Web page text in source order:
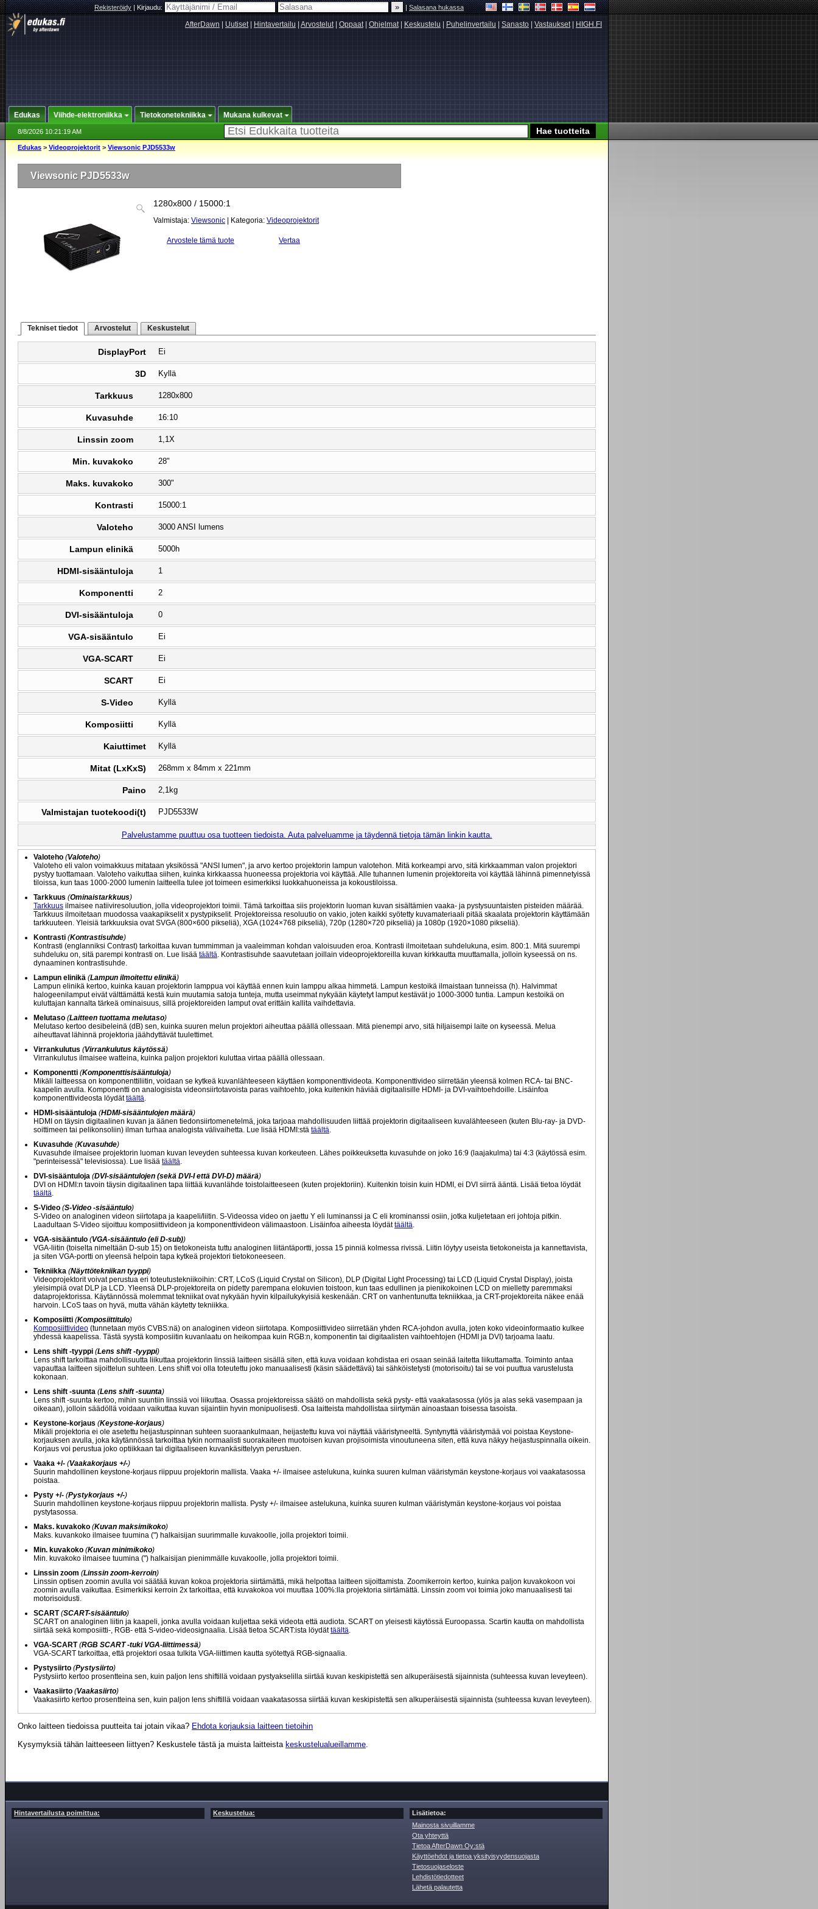
Rekisteröidy|Kirjaudu: |Salasana hukassa
AfterDawn Uutiset| Hintavertailu Arvostelut| Oppaat| Ohjelmat| Keskustelu Puhelinvertailu Sanasto Vastaukset| HIGH.FI
Edukas Viihde-elektroniikka Tietokonetekniikka Mukana kulkevat
8/8/2026 10:21:19 AM
Edukas > Videoprojektorit > Viewsonic PJD5533w
Viewsonic PJD5533w
1280x800 / 15000:1
Valmistaja: Viewsonic | Kategoria: Videoprojektorit
Arvostele tämä tuote Vertaa
Tekniset tiedot Arvostelut Keskustelut
DisplayPort Ei
3D Kyllä
Tarkkuus 1280x800
Kuvasuhde 16:10
Linssin zoom 1,1X
Min. kuvakoko 28"
Maks. kuvakoko 300"
Kontrasti 15000:1
Valoteho 3000 ANSI lumens
Lampun elinikä 5000h
HDMI-sisääntuloja 1
Komponentti 2
DVI-sisääntuloja 0
VGA-sisääntulo Ei
VGA-SCART Ei
SCART Ei
S-Video Kyllä
Komposiitti Kyllä
Kaiuttimet Kyllä
Mitat (LxKxS) 268mm x 84mm x 221mm
Paino 2,1kg
Valmistajan tuotekoodi(t) PJD5533W
Palvelustamme puuttuu osa tuotteen tiedoista. Auta palveluamme ja täydennä tietoja tämän linkin kautta.
Valoteho (Valoteho)
Valoteho eli valon voimakkuus mitataan yksikössä "ANSI lumen", ja arvo kertoo projektorin lampun valotehon. Mitä korkeampi arvo, sitä kirkkaamman valon projektori
pystyy tuottamaan. Valoteho vaikuttaa siihen, kuinka kirkkaassa huoneessa projektoria voi käyttää. Alle tuhannen lumenin projektoreita voi käyttää lähinnä pimennetyissä
tiloissa, kun taas 1000-2000 lumenin laitteella tulee jot toimeen esimerkiksi luokkahuoneissa ja kokoustiloissa.
Tarkkuus (Ominaistarkkuus)
Tarkkuus ilmaisee natiiviresoluution, jolla videoprojektori toimii. Tämä tarkoittaa siis projektorin luoman kuvan sisältämien vaaka- ja pystysuuntaisten pisteiden määrää.
Tarkkuus ilmoitetaan muodossa vaakapikselit x pystypikselit. Projektoreissa resoluutio on vakio, joten kaikki syötetty kuvamateriaali pitää skaalata projektorin käyttämään
tarkkuuteen. Yleisiä tarkkuuksia ovat SVGA (800×600 pikseliä), XGA (1024×768 pikseliä), 720p (1280×720 pikseliä) ja 1080p (1920×1080 pikseliä).
Kontrasti (Kontrastisuhde)
Kontrasti (englanniksi Contrast) tarkoittaa kuvan tummimman ja vaaleimman kohdan valoisuuden eroa. Kontrasti ilmoitetaan suhdelukuna, esim. 800:1. Mitä suurempi
suhdeluku on, sitä parempi kontrasti on. Lue lisää täältä. Kontrastisuhde saavutetaan joillain videoprojektoreilla kuvan kirkkautta muuttamalla, jolloin kyseessä on ns.
dynaaminen kontrastisuhde.
Lampun elinikä (Lampun ilmoitettu elinikä)
Lampun elinikä kertoo, kuinka kauan projektorin lamppua voi käyttää ennen kuin lamppu alkaa himmetä. Lampun kestoikä ilmaistaan tunneissa (h). Halvimmat
halogeenilamput eivät välttämättä kestä kuin muutamia satoja tunteja, mutta useimmat nykyään käytetyt lamput kestävät jo 1000-3000 tuntia. Lampun kestoikä on
kuluttajan kannalta tärkeä ominaisuus, sillä projektoreiden lamput ovat erittäin kallita vaihdettavia.
Melutaso (Laitteen tuottama melutaso)
Melutaso kertoo desibeleinä (dB) sen, kuinka suuren melun projektori aiheuttaa päällä ollessaan. Mitä pienempi arvo, sitä hiljaisempi laite on kyseessä. Melua
aiheuttavat lähinnä projektoria jäähdyttävät tuulettimet.
Virrankulutus (Virrankulutus käytössä)
Virrankulutus ilmaisee watteina, kuinka paljon projektori kuluttaa virtaa päällä ollessaan.
Komponentti (Komponenttisisääntuloja)
Mikäli laitteessa on komponenttiliitin, voidaan se kytkeä kuvanlähteeseen käyttäen komponenttivideota. Komponenttivideo siirretään yleensä kolmen RCA- tai BNC-
kaapelin avulla. Komponentti on analogisista videonsiirtotavoista paras vaihtoehto, joka kuitenkin häviää digitaalisille HDMI- ja DVI-vaihtoehdoille. Lisäinfoa
komponenttivideosta löydättäältä.
HDMI-sisääntuloja (HDMI-sisääntulojen määrä)
HDMI on täysin digitaalinen kuvan ja äänen tiedonsiirtomenetelmä, joka tarjoaa mahdollisuuden liittää projektorin digitaaliseen kuvalähteeseen (kuten Blu-ray- ja DVD-
soittimeen tai pelikonsoliin) ilman turhaa analogista välivaihetta. Lue lisää HDMI:stä täältä.
Kuvasuhde (Kuvasuhde)
Kuvasuhde ilmaisee projektorin luoman kuvan leveyden suhteessa kuvan korkeuteen. Lähes poikkeuksetta kuvasuhde on joko 16:9 (laajakulma) tai 4:3 (käytössä esim.
"perinteisessä" televisiossa). Lue lisää täältä.
DVI-sisääntuloja (DVI-sisääntulojen (sekä DVI-I että DVI-D) määrä)
DVI on HDMI:n tavoin täysin digitaalinen tapa liittää kuvanlähde toistolaitteeseen (kuten projektoriin). Kuitenkin toisin kuin HDMI, ei DVI siirrä ääntä. Lisää tietoa löydät
täältä.
S-Video (S-Video -sisääntulo)
S-Video on analoginen videon siirtotapa ja kaapeli/liitin. S-Videossa video on jaettu Y eli luminanssi ja C eli krominanssi osiin, jotka kuljetetaan eri johtoja pitkin.
Laadultaan S-Video sijoittuu komposiittivideon ja komponenttivideon välimaastoon. Lisäinfoa aiheesta löydättäältä.
VGA-sisääntulo (VGA-sisääntulo (eli D-sub))
VGA-liitin (toiselta nimeltään D-sub 15) on tietokoneista tuttu analoginen liitäntäportti, jossa 15 pinniä kolmessa rivissä. Liitin löytyy useista tietokoneista ja kannettavista,
ja siten VGA-portti on yleensä helpoin tapa kytkeä projektori tietokoneeseen.
Tekniikka (Näyttötekniikan tyyppi)
Videoprojektorit voivat perustua eri toteutustekniikoihin: CRT, LCoS (Liquid Crystal on Silicon), DLP (Digital Light Processing) tai LCD (Liquid Crystal Display), joista
yleisimpiä ovat DLP ja LCD. Yleensä DLP-projektoreita on pidetty parempana elokuvien toistoon, kun taas edullinen ja pienikokoinen LCD on mielletty paremmaksi
dataprojektorissa. Käytännössä molemmat tekniikat ovat nykyään hyvin kilpailukykyisiä keskenään. CRT on vanhentunutta tekniikkaa, ja CRT-projektoreita näkee enää
harvoin. LCoS taas on hyvä, mutta vähän käytetty tekniikka.
Komposiitti (Komposiittitulo)
Komposiittivideo (tunnetaan myös CVBS:nä) on analoginen videon siirtotapa. Komposiittivideo siirretään yhden RCA-johdon avulla, joten koko videoinformaatio kulkee
yhdessä kaapelissa. Tästä syystä komposiitin kuvanlaatu on heikompaa kuin RGB:n, komponentin tai digitaalisten vaihtoehtojen (HDMI ja DVI) tarjoama laatu.
Lens shift -tyyppi (Lens shift -tyyppi)
Lens shift tarkoittaa mahdollisuutta liikuttaa projektorin linssiä laitteen sisällä siten, että kuva voidaan kohdistaa eri osaan seinää laitetta liikuttamatta. Toiminto antaa
vapauttaa laitteen sijoittelun suhteen. Lens shift voi olla toteutettu joko manuaalisesti (käsin säädettävä) tai sähköistetysti (motorisoitu) tai se voi puuttua varustelusta
kokonaan.
Lens shift -suunta (Lens shift -suunta)
Lens shift -suunta kertoo, mihin suuntiin linssiä voi liikuttaa. Osassa projektoreissa säätö on mahdollista sekä pysty- että vaakatasossa (ylös ja alas sekä vasempaan ja
oikeaan), jolloin säädöllä voidaan vaikuttaa kuvan sijaintiin hyvin monipuolisesti. Osa laitteista mahdollistaa siirtymän ainoastaan toisessa tasoista.
Keystone-korjaus (Keystone-korjaus)
Mikäli projektoria ei ole asetettu heijastuspinnan suhteen suoraankulmaan, heijastettu kuva voi näyttää vääristyneeltä. Syntynyttä vääristymää voi poistaa Keystone-
korjauksen avulla, joka käytännössä tarkoittaa tykin normaalisti suorakaiteen muotoisen kuvan projisoimista vinoutuneena siten, että kuva näkyy heijastuspinnalla oikein.
Korjaus voi perustua joko optiikkaan tai digitaaliseen kuvankäsittelyyn perustuen.
Vaaka +/- (Vaakakorjaus +/-)
Suurin mahdollinen keystone-korjaus riippuu projektorin mallista. Vaaka +/- ilmaisee astelukuna, kuinka suuren kulman vääristymän keystone-korjaus voi vaakatasossa
poistaa.
Pysty +/- (Pystykorjaus +/-)
Suurin mahdollinen keystone-korjaus riippuu projektorin mallista. Pysty +/- ilmaisee astelukuna, kuinka suuren kulman vääristymän keystone-korjaus voi poistaa
pystytasossa.
Maks. kuvakoko (Kuvan maksimikoko)
Maks. kuvankoko ilmaisee tuumina (") halkaisijan suurimmalle kuvakoolle, jolla projektori toimii.
Min. kuvakoko (Kuvan minimikoko)
Min. kuvakoko ilmaisee tuumina (") halkaisijan pienimmälle kuvakoolle, jolla projektori toimii.
Linssin zoom (Linssin zoom-kerroin)
Linssin optisen zoomin avulla voi säätää kuvan kokoa projektoria siirtämättä, mikä helpottaa laitteen sijoittamista. Zoomikerroin kertoo, kuinka paljon kuvakokoon voi
zoomin avulla vaikuttaa. Esimerkiksi kerroin 2x tarkoittaa, että kuvakokoa voi muuttaa 100%:lla projektoria siirtämättä. Linssin zoom voi toimia joko manuaalisesti tai
motorisoidusti.
SCART (SCART-sisääntulo)
SCART on analoginen liitin ja kaapeli, jonka avulla voidaan kuljettaa sekä videota että audiota. SCART on yleisesti käytössä Euroopassa. Scartin kautta on mahdollista
siirtää sekä komposiitti-, RGB- että S-video-videosignaalia. Lisää tietoa SCART:ista löydättäältä.
VGA-SCART (RGB SCART -tuki VGA-liittimessä)
VGA-SCART tarkoittaa, että projektori osaa tulkita VGA-liittimen kautta syötettyä RGB-signaalia.
Pystysiirto (Pystysiirto)
Pystysiirto kertoo prosentteina sen, kuin paljon lens shiftillä voidaan pystyakselilla siirtää kuvan keskipistettä sen alkuperäisestä sijainnista (suhteessa kuvan leveyteen).
Vaakasiirto (Vaakasiirto)
Vaakasiirto kertoo prosentteina sen, kuin paljon lens shiftillä voidaan vaakatasossa siirtää kuvan keskipistettä sen alkuperäisestä sijainnista (suhteessa kuvan leveyteen).
Onko laitteen tiedoissa puutteita tai jotain vikaa? Ehdota korjauksia laitteen tietoihin
Kysymyksiä tähän laitteeseen liittyen? Keskustele tästä ja muista laitteista keskustelualueillamme.
Hintavertailusta poimittua: Keskustelua:
Lisätietoa:
Mainosta sivuillamme
Ota yhteyttä
Tietoa AfterDawn Oy:stä
Käyttöehdot ja tietoa yksityisyydensuojasta
Tietosuojaseloste
Lehdistötiedotteet
Lähetä palautetta